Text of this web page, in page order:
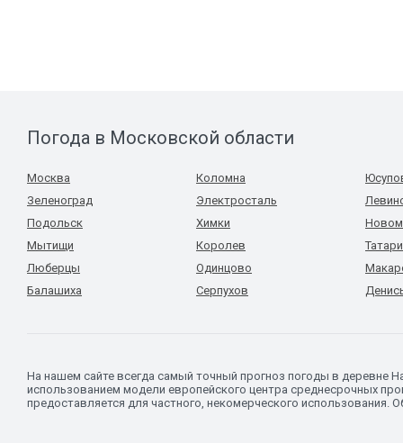
Погода в Московской области
Москва
Зеленоград
Подольск
Мытищи
Люберцы
Балашиха
Коломна
Электросталь
Химки
Королев
Одинцово
Серпухов
На нашем сайте всегда самый точный прогноз погоды в деревне
использованием модели европейского центра среднесрочных
предоставляется для частного, некомерческого использования.